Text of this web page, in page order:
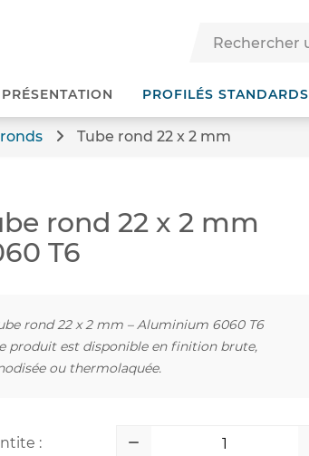
PRÉSENTATION PROFILÉS STANDARDS
Tube rond 22 x 2 mm
rond 22 x 2 mm
T6
rond 22 x 2 mm – Aluminium 6060 T6
produit est disponible en finition brute,
ou thermolaquée.
: